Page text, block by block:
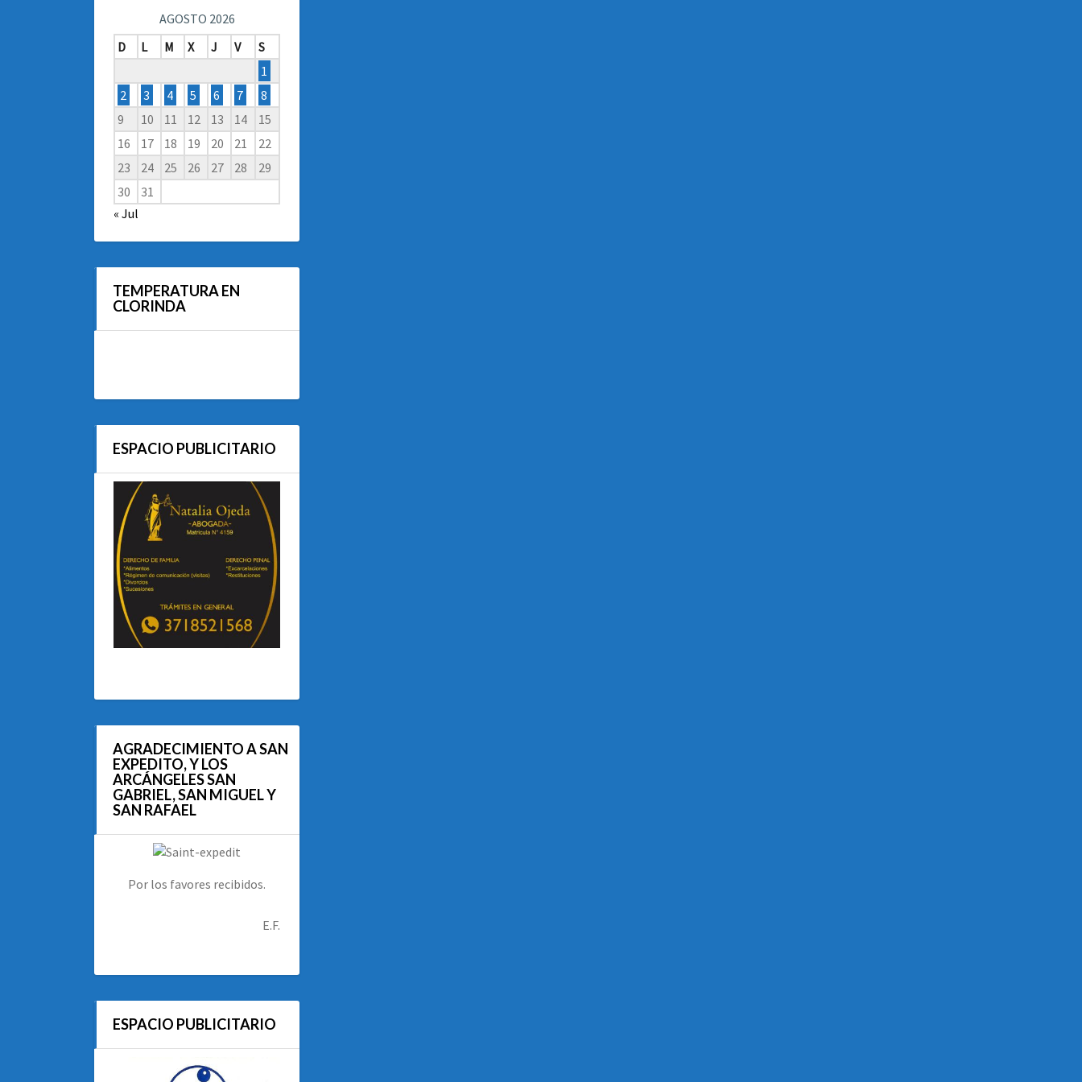
AGOSTO 2026
D
L M X J V
S
1
2
3 4 5 6 7
8
9
10 11 12 13 14
15
16
17 18 19 20 21
22
23
24 25 26 27 28
29
30
31
« Jul
TEMPERATURA EN
CLORINDA
ESPACIO PUBLICITARIO
AGRADECIMIENTO A SAN
EXPEDITO, Y LOS
ARCÁNGELES SAN
GABRIEL, SAN MIGUEL Y
SAN RAFAEL
Por los favores recibidos.
E.F.
ESPACIO PUBLICITARIO